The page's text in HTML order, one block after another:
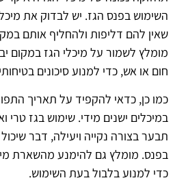
השימוש בפנס הגז. יש לבדוק את
שאין להם דליפות ולהחליף אותם
מומלץ לשמור על מיכלי הגז במקום
חום או אש, כדי למנוע סיכונים
כמו כן, כדאי להקפיד על תאריך
במיכלים ישנים מידי. שימוש בגז טרי
תבער בצורה נקייה ויעילה, דבר
בפנס. מומלץ גם להימנע מהשארת
כדי למנוע בלבול בעת השימוש.